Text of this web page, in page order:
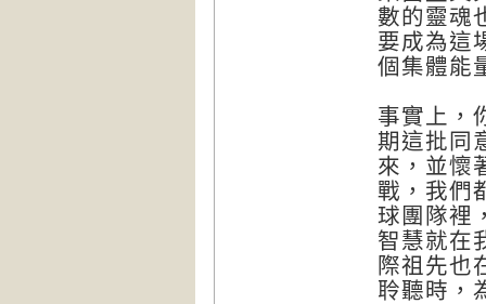
數的靈魂
要成為這
個集體能
事實上，
期這批同
來，並懷
戰，我們
球團隊裡
智慧就在
際祖先也
聆聽時，